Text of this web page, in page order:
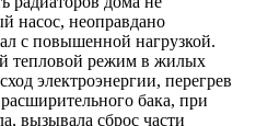
насос, неоправдано
с повышенной нагрузкой.
тепловой режим в жилых
электроэнергии, перегрев
бака, при
вызывала сброс части